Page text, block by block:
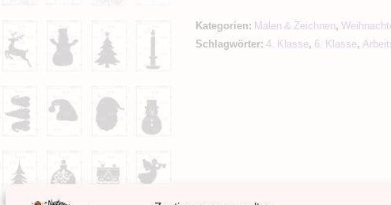
Weihnachten
Menge
Kategorien: Malen & Zeichnen,
Schlagwörter: 4. Klasse, 6. Klasse,